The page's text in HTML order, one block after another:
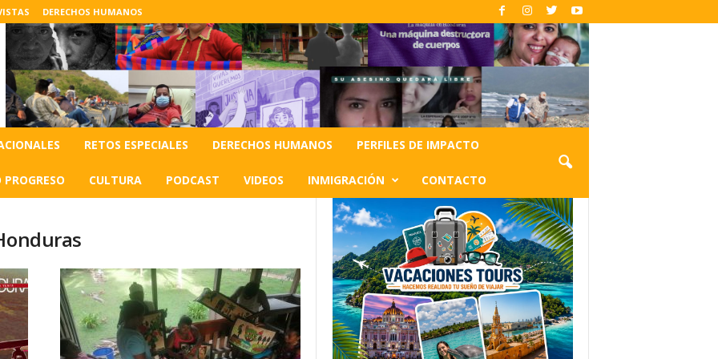
DERECHOS HUMANOS
RETOS ESPECIALES DERECHOS HUMANOS PERFILES DE IMPACTO
PROGRESO CULTURA PODCAST VIDEOS INMIGRACIÓN CONTACTO